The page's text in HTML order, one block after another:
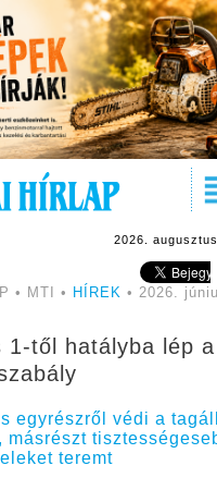
2026.
• MTI • HÍREK • 2026.
1-től hatályba lép
egyrészről védi a
másrészt
teremt